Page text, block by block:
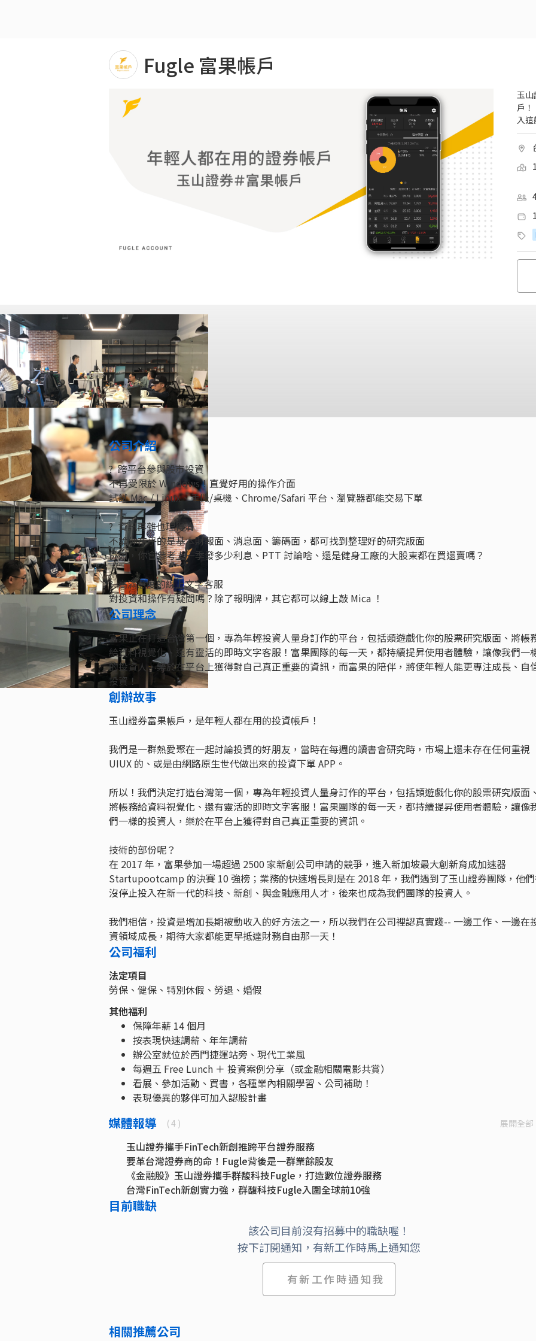
Fugle 富果帳戶
玉山
戶
入這
公司介紹
? 跨平台參與股市投資
不再受限於 Windows！直覺好用的操作介面
試試 Mac / Linux、手機/桌機、Chrome/Safari 平台、瀏覽器都能交易下單
? 資訊再雜也理得清
不論你在乎的是基本財報面、消息面、籌碼面，都可找到整理好的研究版面
例如，你會參考上一季發多少利息、PTT 討論啥、還是健身工廠的大股東都在買還賣嗎？
? 高滿意度的線上文字客服
對投資和操作有疑問嗎？除了報明牌，其它都可以線上敲 Mica ！
公司理念
富果正在打造台灣第一個，專為年輕投資人量身訂作的平台，包括類遊戲化你的股票研究版面、將帳
給資料視覺化、還有靈活的即時文字客服！富果團隊的每一天，都持續提昇使用者體驗，讓像我們一
的投資人，樂於在平台上獲得對自己真正重要的資訊，而富果的陪伴，將使年輕人能更專注成長、自
投資！
創辦故事
玉山證券富果帳戶，是年輕人都在用的投資帳戶！
我們是一群熱愛聚在一起討論投資的好朋友，當時在每週的讀書會研究時，市場上還未存在任何重視
UIUX 的、或是由網路原生世代做出來的投資下單 APP。
所以！我們決定打造台灣第一個，專為年輕投資人量身訂作的平台，包括類遊戲化你的股票研究版面、
將帳務給資料視覺化、還有靈活的即時文字客服！富果團隊的每一天，都持續提昇使用者體驗，讓像
們一樣的投資人，樂於在平台上獲得對自己真正重要的資訊。
技術的部份呢？
在 2017 年，富果參加一場超過 2500 家新創公司申請的競爭，進入新加坡最大創新育成加速器
Startupootcamp 的決賽 10 強榜；業務的快速增長則是在 2018 年，我們遇到了玉山證券團隊，他
沒停止投入在新一代的科技、新創、與金融應用人才，後來也成為我們團隊的投資人。
我們相信，投資是增加長期被動收入的好方法之一，所以我們在公司裡認真實踐-- 一邊工作、一邊在
資領域成長，期待大家都能更早抵達財務自由那一天！
公司福利
法定項目
勞保、健保、特別休假、勞退、婚假
其他福利
保障年薪 14 個月
按表現快速調薪、年年調薪
辦公室就位於西門捷運站旁、現代工業風
每週五 Free Lunch ＋ 投資案例分享（或金融相關電影共賞）
看展、參加活動、買書，各種業內相關學習、公司補助！
表現優異的夥伴可加入認股計畫
媒體報導 ( 4 ) 展開全部
玉山證券攜手FinTech新創推跨平台證券服務
要革台灣證券商的命！Fugle背後是一群業餘股友
《金融股》玉山證券攜手群馥科技Fugle，打造數位證券服務
台灣FinTech新創實力強，群馥科技Fugle入圍全球前10強
目前職缺
該公司目前沒有招募中的職缺喔！
按下訂閱通知，有新工作時馬上通知您
有新工作時通知我
相關推薦公司